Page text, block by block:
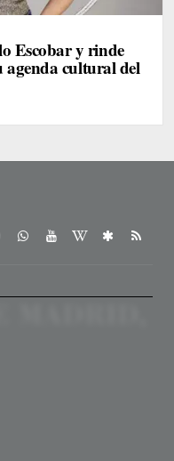
Escobar y rinde
agenda cultural del